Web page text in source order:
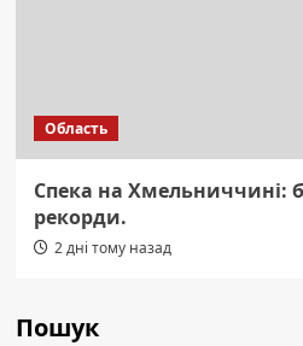
Область
Спека на Хмельниччині:
рекорди.
2 дні тому назад
Пошук